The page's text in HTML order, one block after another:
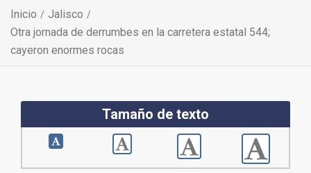
Inicio
Jalisco
Otra jornada de derrumbes en la carretera estatal 544;
cayeron enormes rocas
Tamaño de texto